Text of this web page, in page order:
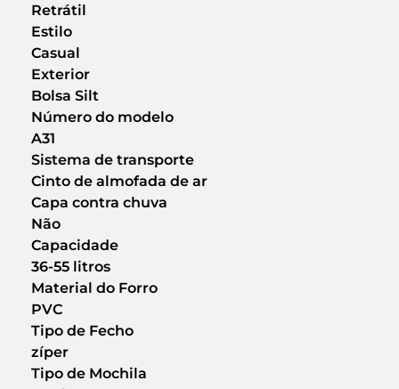
Retrátil
Estilo
Casual
Exterior
Bolsa Silt
Número do modelo
A31
Sistema de transporte
Cinto de almofada de ar
Capa contra chuva
Não
Capacidade
36-55 litros
Material do Forro
PVC
Tipo de Fecho
zíper
Tipo de Mochila